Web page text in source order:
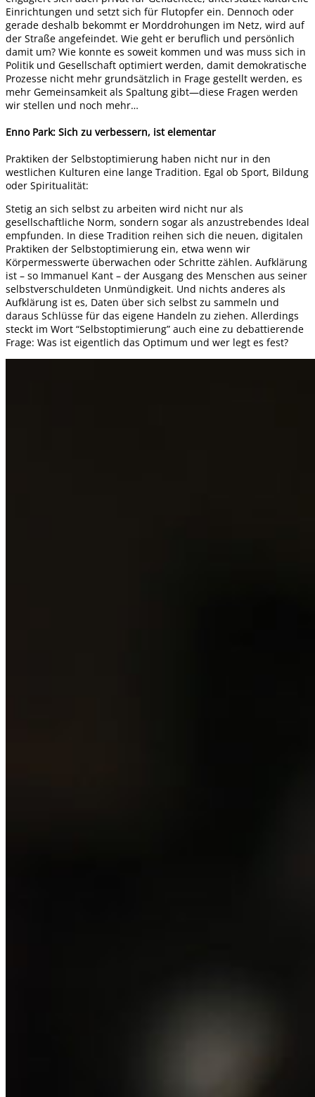
Einrichtungen und setzt sich für Flutopfer ein. Dennoch oder
gerade deshalb bekommt er Morddrohungen im Netz, wird auf
der Straße angefeindet. Wie geht er beruflich und persönlich
damit um? Wie konnte es soweit kommen und was muss sich in
Politik und Gesellschaft optimiert werden, damit demokratische
Prozesse nicht mehr grundsätzlich in Frage gestellt werden, es
mehr Gemeinsamkeit als Spaltung gibt—diese Fragen werden
wir stellen und noch mehr…
Enno Park: Sich zu verbessern, ist elementar
Praktiken der Selbstoptimierung haben nicht nur in den
westlichen Kulturen eine lange Tradition. Egal ob Sport, Bildung
oder Spiritualität:
Stetig an sich selbst zu arbeiten wird nicht nur als
gesellschaftliche Norm, sondern sogar als anzustrebendes Ideal
empfunden. In diese Tradition reihen sich die neuen, digitalen
Praktiken der Selbstoptimierung ein, etwa wenn wir
Körpermesswerte überwachen oder Schritte zählen. Aufklärung
ist – so Immanuel Kant – der Ausgang des Menschen aus seiner
selbstverschuldeten Unmündigkeit. Und nichts anderes als
Aufklärung ist es, Daten über sich selbst zu sammeln und
daraus Schlüsse für das eigene Handeln zu ziehen. Allerdings
steckt im Wort “Selbstoptimierung” auch eine zu debattierende
Frage: Was ist eigentlich das Optimum und wer legt es fest?